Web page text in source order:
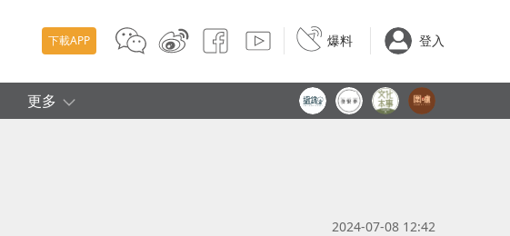
下載APP 爆料 登入
更多
2024-07-08 12:42